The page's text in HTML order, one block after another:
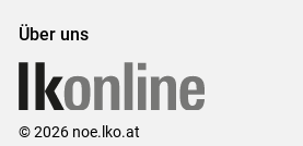
Über uns
© 2026 noe.lko.at